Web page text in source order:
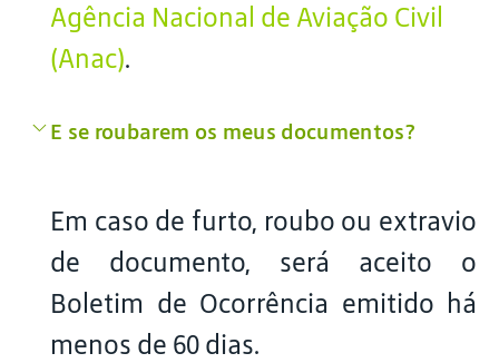
Agência Nacional de Aviação Civil
(Anac).
E se roubarem os meus documentos?
Em caso de furto, roubo ou extravio
de documento, será aceito o
Boletim de Ocorrência emitido há
menos de 60 dias.